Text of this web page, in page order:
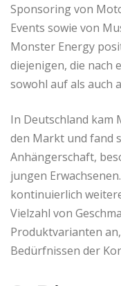
Sponsoring von
Events sowie von
Monster Energy
diejenigen, die nach
sowohl auf als auch
In Deutschland kam
den Markt und fand
Anhängerschaft,
jungen
kontinuierlich
Vielzahl von
Produktvarianten
Bedürfnissen der